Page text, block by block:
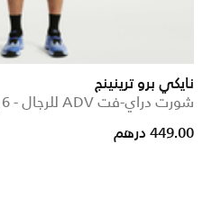
نايكي برو ترينينج
شورت دراي-فت ADV للرجال - 6 إنش
449.00 درهم